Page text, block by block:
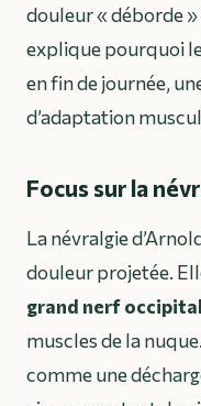
douleur « déborde
explique pourquoi
en fin de journée,
d’adaptation
Focus sur la
La névralgie
douleur projetée.
grand nerf occipital
muscles de la
comme une